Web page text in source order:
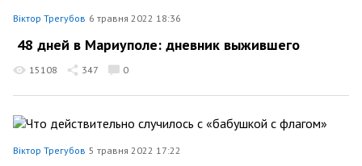
Віктор Трегубов 6 травня 2022 18:36
48 дней в Мариуполе: дневник выжившего
15108 347 0
Віктор Трегубов 5 травня 2022 17:22